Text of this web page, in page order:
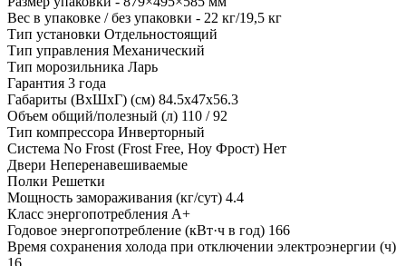
Вес в упаковке / без упаковки - 22 кг/19,5 кг
Тип установки Отдельностоящий
Тип управления Механический
Тип морозильника Ларь
Гарантия 3 года
Габариты (ВхШхГ) (см) 84.5х47х56.3
Объем общий/полезный (л) 110 / 92
Тип компрессора Инверторный
Система No Frost (Frost Free, Ноу Фрост) Нет
Двери Неперенавешиваемые
Полки Решетки
Мощность замораживания (кг/сут) 4.4
Класс энергопотребления А+
Годовое энергопотребление (кВт·ч в год) 166
Время сохранения холода при отключении электроэнергии (ч)
16